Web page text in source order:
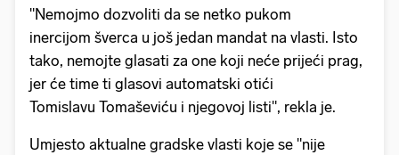
"Nemojmo dozvoliti da se netko pukom
inercijom šverca u još jedan mandat na vlasti. Isto
tako, nemojte glasati za one koji neće prijeći prag,
jer će time ti glasovi automatski otići
Tomislavu Tomaševiću i njegovoj listi", rekla je.
Umjesto aktualne gradske vlasti koje se "nije